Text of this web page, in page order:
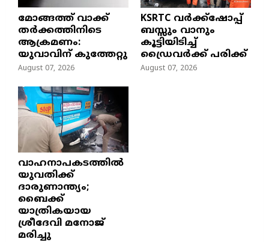
മോങ്ങത്ത് വാക്ക്
തർക്കത്തിനിടെ
ആക്രമണം:
യുവാവിന് കുത്തേറ്റു
August 07, 2026
KSRTC വർക്ക്ഷോപ്പ്
ബസ്സും വാനും
കൂട്ടിയിടിച്ച്
ഡ്രൈവർക്ക് പരിക്ക്
August 07, 2026
വാഹനാപകടത്തിൽ
യുവതിക്ക്
ദാരുണാന്ത്യം;
ബൈക്ക്
യാത്രികയായ
ശ്രീദേവി മനോജ്
മരിച്ചു